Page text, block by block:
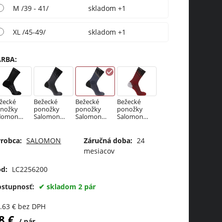
M /39 - 41/ skladom +1
XL /45-49/ skladom +1
:
Black
Bežecké
ponožky
Salomon
Deep Black
/ Magnet
Bežecké
ponožky
Salomon
India
Ink/BLACK
Bežecké
ponožky
Salomon
DAHLIA/BL
SALOMON Záručná doba: 24
mesiacov
LC2256200
skladom 2 pár
€ bez DPH